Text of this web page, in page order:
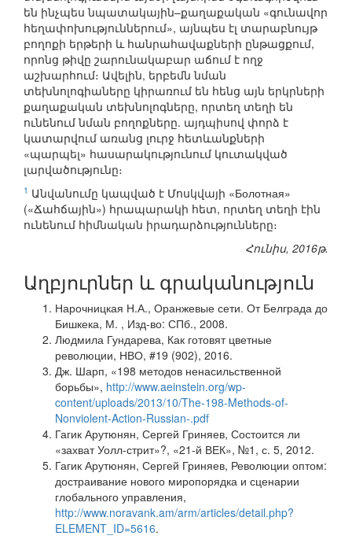
են ինչպես նպատակային–քաղաքական «գունավոր
հեղափոխություններում», այնպես էլ տարաբնույթ
բողոքի երթերի և հանրահավաքների ընթացքում,
որոնց թիվը շարունակաբար աճում է ողջ
աշխարհում։ Ավելին, երբեմն նման
տեխնոլոգիաները կիրառում են հենց այն երկրների
քաղաքական տեխնոլոգները, որտեղ տեղի են
ունենում նման բողոքները. այդպիսով փորձ է
կատարվում առանց լուրջ հետևանքների
«պարպել» հասարակությունում կուտակված
լարվածությունը։
1 Անվանումը կապված է Մոսկվայի «Болотная»
(«Ճահճային») հրապարակի հետ, որտեղ տեղի էին
ունենում հիմնական իրադարձությունները։
Հունիս, 2016թ.
Աղբյուրներ և գրականություն
Нарочницкая Н.А., Оранжевые сети. От Белграда до
Бишкека, М. , Изд-во: СПб., 2008.
Людмила Гундарева, Как готовят цветные
революции, НВО, #19 (902), 2016.
Дж. Шарп, «198 методов ненасильственной
борьбы», http://www.aeinstein.org/wp-
content/uploads/2013/10/The-198-Methods-of-
Nonviolent-Action-Russian-.pdf
Гагик Арутюнян, Сергей Гриняев, Состоится ли
«захват Уолл-стрит»?, «21-й ВЕК», №1, с. 5, 2012.
Гагик Арутюнян, Сергей Гриняев, Революции оптом:
достраивание нового миропорядка и сценарии
глобального управления,
http://www.noravank.am/arm/articles/detail.php?
ELEMENT_ID=5616.